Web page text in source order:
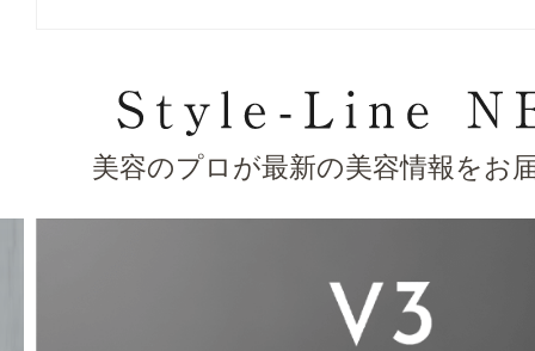
美容のプロが最新の美容情報をお